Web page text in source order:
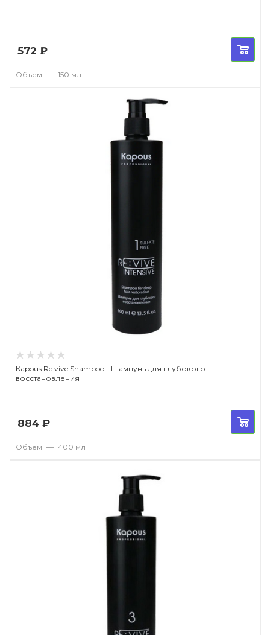
572 ₽
Объем — 150 мл
Kapous Re:vive Shampoo - Шампунь для глубокого
восстановления
884 ₽
Объем — 400 мл